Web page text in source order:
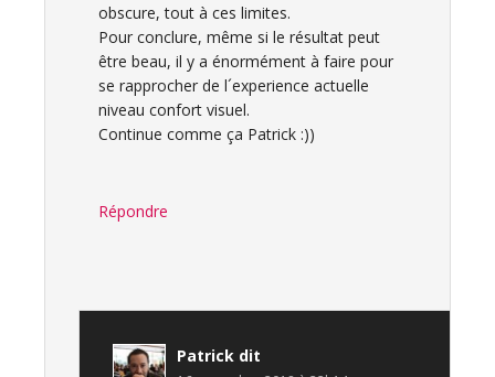
obscure, tout à ces limites.
Pour conclure, même si le résultat peut
être beau, il y a énormément à faire pour
se rapprocher de l´experience actuelle
niveau confort visuel.
Continue comme ça Patrick :))
Répondre
Patrick dit